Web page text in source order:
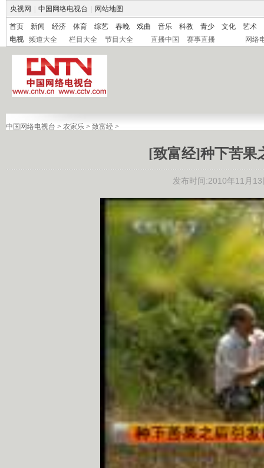
央视网 中国网络电视台 网站地图
首页 新闻 经济 体育 综艺 春晚 戏曲 音乐 科教 青少 文化
艺术
电视
频道大全 栏目大全 节目大全 直播中国 赛事直播 网络
中国网络电视台 > 农家乐 > 致富经 >
[致富经]种下苦果
发布时间:2010年11月